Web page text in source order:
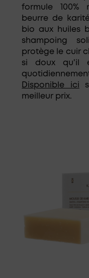
formule
beurre de
bio aux huiles
shampoing
protège le cuir
si doux qu'il
Disponible ici
meilleur prix.